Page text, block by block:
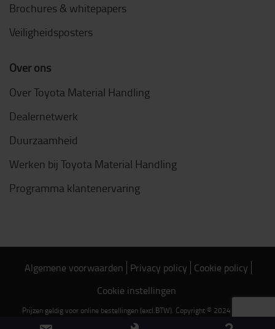
Brochures & whitepapers
Veiligheidsposters
Over ons
Over Toyota Material Handling
Dealernetwerk
Duurzaamheid
Werken bij Toyota Material Handling
Programma klantenervaring
Algemene voorwaarden Privacy policy Cookie policy
Cookie instellingen
Prijzen geldig voor online bestellingen (excl.BTW). Copyright © 2024 Toyota
Material Handling Belgium NV/SA